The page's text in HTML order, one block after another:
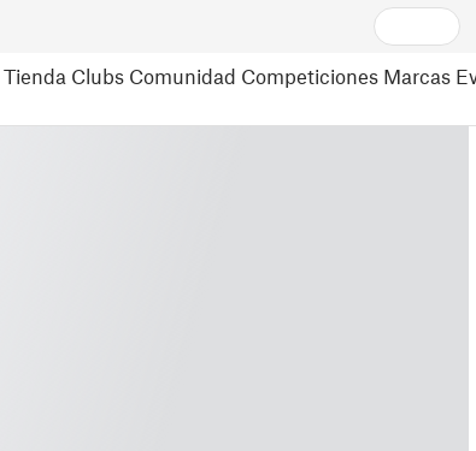
Tienda Clubs Comunidad Competiciones Marcas